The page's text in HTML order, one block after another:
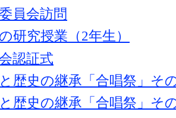
員会訪問
研究授業（2年生）
認証式
歴史の継承「合唱祭」そ
歴史の継承「合唱祭」そ